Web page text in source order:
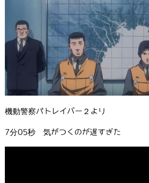
機動警察パトレイバー２より
7分05秒 気がつくのが遅すぎた